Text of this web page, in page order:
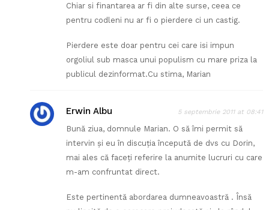
Chiar si finantarea ar fi din alte surse, ceea ce
pentru codleni nu ar fi o pierdere ci un castig.
Pierdere este doar pentru cei care isi impun
orgoliul sub masca unui populism cu mare priza la
publicul dezinformat.Cu stima, Marian
Erwin Albu 5 septembrie 2011 at 08:41
Bună ziua, domnule Marian. O să îmi permit să
intervin şi eu în discuţia începută de dvs cu Dorin,
mai ales că faceţi referire la anumite lucruri cu care
m-am confruntat direct.
Este pertinentă abordarea dumneavoastră . Însă